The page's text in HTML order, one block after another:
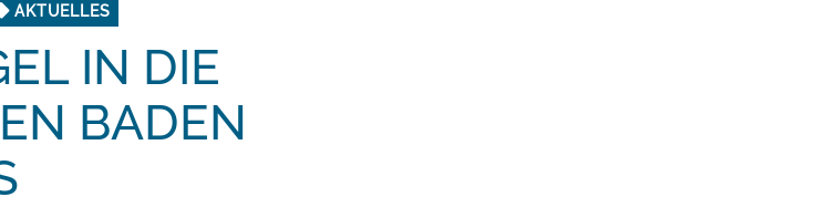
AKTUELLES
IN DIE
BADEN